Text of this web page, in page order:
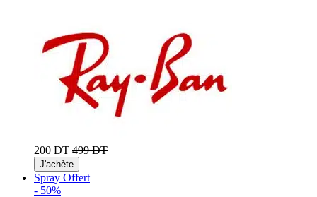
200 DT 499 DT
J'achète
Spray Offert
- 50%